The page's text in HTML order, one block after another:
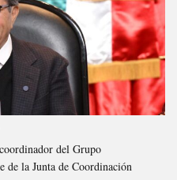
del Grupo
de la Junta de Coordinación